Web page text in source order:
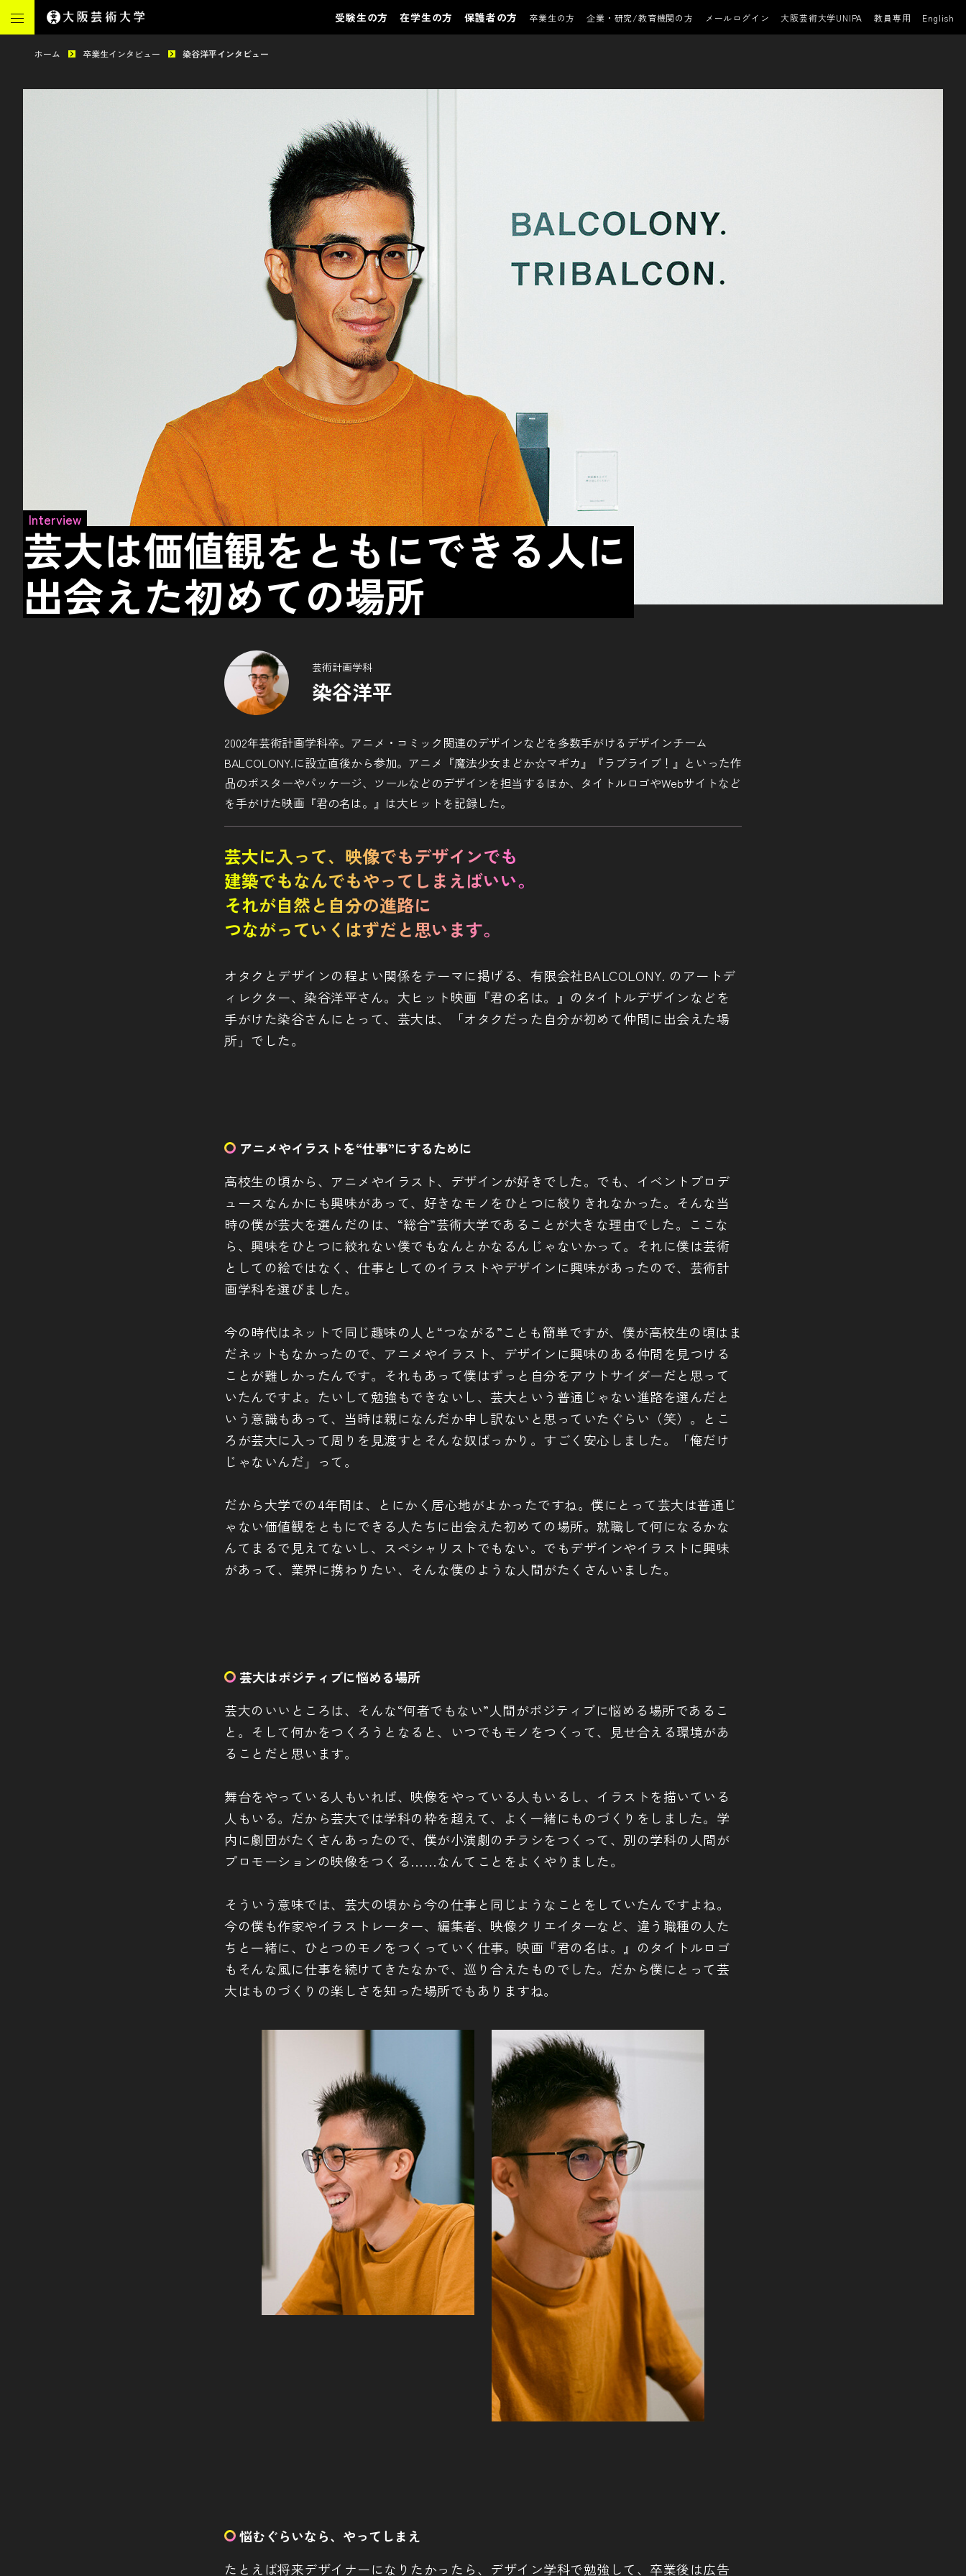
受験生の方 在学生の方 保護者の方 卒業生の方 企業・研究/教育機関の方 メールログイン 大阪芸術大学UNIPA 教員専用 English
ホーム 卒業生インタビュー 染谷洋平インタビュー
Interview
芸大は価値観をともにできる人に
出会えた初めての場所
芸術計画学科
染谷洋平
2002年芸術計画学科卒。アニメ・コミック関連のデザインなどを多数手がけるデザインチーム
BALCOLONY.に設立直後から参加。アニメ『魔法少女まどか☆マギカ』『ラブライブ！』といった作
品のポスターやパッケージ、ツールなどのデザインを担当するほか、タイトルロゴやWebサイトなど
を手がけた映画『君の名は。』は大ヒットを記録した。
芸大に入って、映像でもデザインでも
建築でもなんでもやってしまえばいい。
それが自然と自分の進路に
つながっていくはずだと思います。
オタクとデザインの程よい関係をテーマに掲げる、有限会社BALCOLONY. のアートデ
ィレクター、染谷洋平さん。大ヒット映画『君の名は。』のタイトルデザインなどを
手がけた染谷さんにとって、芸大は、「オタクだった自分が初めて仲間に出会えた場
所」でした。
アニメやイラストを“仕事”にするために
高校生の頃から、アニメやイラスト、デザインが好きでした。でも、イベントプロデ
ュースなんかにも興味があって、好きなモノをひとつに絞りきれなかった。そんな当
時の僕が芸大を選んだのは、“総合”芸術大学であることが大きな理由でした。ここな
ら、興味をひとつに絞れない僕でもなんとかなるんじゃないかって。それに僕は芸術
としての絵ではなく、仕事としてのイラストやデザインに興味があったので、芸術計
画学科を選びました。
今の時代はネットで同じ趣味の人と“つながる”ことも簡単ですが、僕が高校生の頃はま
だネットもなかったので、アニメやイラスト、デザインに興味のある仲間を見つける
ことが難しかったんです。それもあって僕はずっと自分をアウトサイダーだと思って
いたんですよ。たいして勉強もできないし、芸大という普通じゃない進路を選んだと
いう意識もあって、当時は親になんだか申し訳ないと思っていたぐらい（笑）。とこ
ろが芸大に入って周りを見渡すとそんな奴ばっかり。すごく安心しました。「俺だけ
じゃないんだ」って。
だから大学での4年間は、とにかく居心地がよかったですね。僕にとって芸大は普通じ
ゃない価値観をともにできる人たちに出会えた初めての場所。就職して何になるかな
んてまるで見えてないし、スペシャリストでもない。でもデザインやイラストに興味
があって、業界に携わりたい、そんな僕のような人間がたくさんいました。
芸大はポジティブに悩める場所
芸大のいいところは、そんな“何者でもない”人間がポジティブに悩める場所であるこ
と。そして何かをつくろうとなると、いつでもモノをつくって、見せ合える環境があ
ることだと思います。
舞台をやっている人もいれば、映像をやっている人もいるし、イラストを描いている
人もいる。だから芸大では学科の枠を超えて、よく一緒にものづくりをしました。学
内に劇団がたくさんあったので、僕が小演劇のチラシをつくって、別の学科の人間が
プロモーションの映像をつくる……なんてことをよくやりました。
そういう意味では、芸大の頃から今の仕事と同じようなことをしていたんですよね。
今の僕も作家やイラストレーター、編集者、映像クリエイターなど、違う職種の人た
ちと一緒に、ひとつのモノをつくっていく仕事。映画『君の名は。』のタイトルロゴ
もそんな風に仕事を続けてきたなかで、巡り合えたものでした。だから僕にとって芸
大はものづくりの楽しさを知った場所でもありますね。
悩むぐらいなら、やってしまえ
たとえば将来デザイナーになりたかったら、デザイン学科で勉強して、卒業後は広告